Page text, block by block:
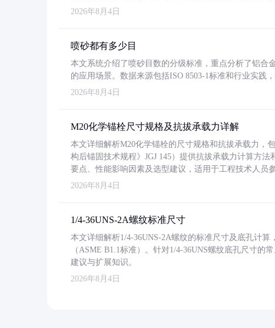
2026年8月4日
喷砂都有多少目
本文系统介绍了喷砂目数的分级标准，重点分析了铝合
的应用场景。数据来源包括ISO 8503-1标准和行业实践
2026年8月4日
M20化学锚栓尺寸规格及抗拔承载力详解
本文详细解析M20化学锚栓的尺寸规格和抗拔承载力，
构后锚固技术规程》JGJ 145）提供抗拔承载力计算方
要点、性能影响因素及选型建议，适用于工程技术人员参
2026年8月4日
1/4-36UNS-2A螺纹标准尺寸
本文详细解析1/4-36UNS-2A螺纹的标准尺寸及底孔计
（ASME B1.1标准）。针对1/4-36UNS螺纹底孔尺寸
建议与扩展知识。
2026年8月4日